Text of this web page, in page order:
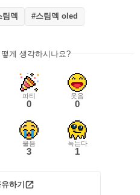
팀덱 #스팀덱 oled
게 생각하시나요?
파티
0
웃음
0
울음
3
녹는다
1
하기